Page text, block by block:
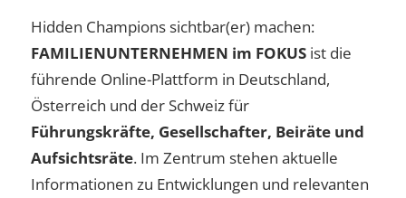
Hidden Champions sichtbar(er) machen:
FAMILIENUNTERNEHMEN im FOKUS ist die
führende Online-Plattform in Deutschland,
Österreich und der Schweiz für
Führungskräfte, Gesellschafter, Beiräte und
Aufsichtsräte. Im Zentrum stehen aktuelle
Informationen zu Entwicklungen und relevanten